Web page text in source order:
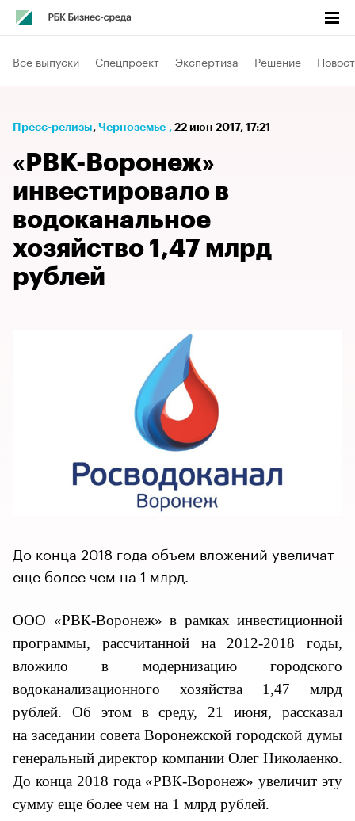
Все выпуски Спецпроект Экспертиза Решение
Пресс-релизы⁠, Черноземье , 22 июн 2017, 17:21
«РВК-Воронеж»
инвестировало в
водоканальное
хозяйство 1,47 млрд
рублей
До конца 2018 года объем вложений увеличат
еще более чем на 1 млрд.
ООО «РВК-Воронеж» в рамках инвестиционной
программы, рассчитанной на 2012-2018 годы,
вложило в модернизацию городского
водоканализационного хозяйства 1,47 млрд
рублей. Об этом в среду, 21 июня, рассказал
на заседании совета Воронежской городской думы
генеральный директор компании Олег Николаенко.
До конца 2018 года «РВК-Воронеж» увеличит эту
сумму еще более чем на 1 млрд рублей.